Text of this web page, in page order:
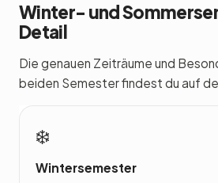
Winter- und
Detail
Die genauen Zeiträume und
beiden Semester findest du auf
❄️
Wintersemester